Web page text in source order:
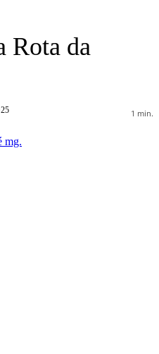
Rota da
1 min.